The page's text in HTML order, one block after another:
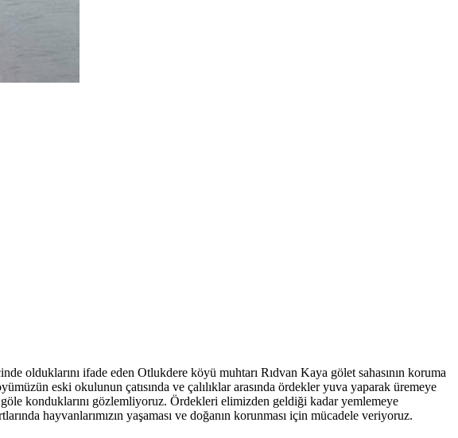
olduklarını ifade eden Otlukdere köyü muhtarı Rıdvan Kaya gölet sahasının koruma
eski okulunun çatısında ve çalılıklar arasında ördekler yuva yaparak üremeye
konduklarını gözlemliyoruz. Ördekleri elimizden geldiği kadar yemlemeye
hayvanlarımızın yaşaması ve doğanın korunması için mücadele veriyoruz.